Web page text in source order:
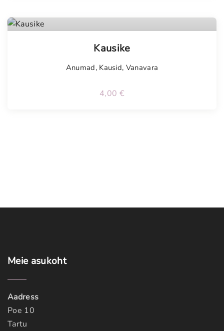
Kausike
Anumad, Kausid, Vanavara
4,00 €
Meie asukoht
Aadress
Poe 10
Tartu